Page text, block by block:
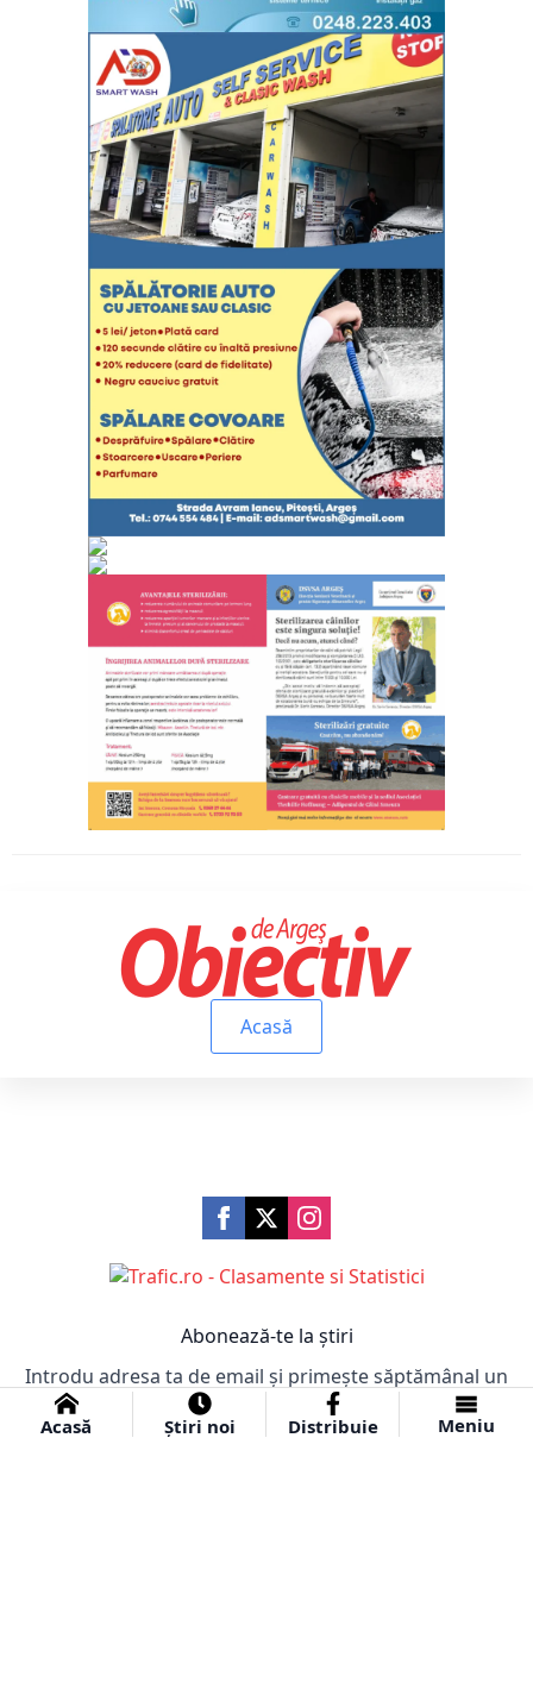
Acasă Știri noi Distribuie Meniu
Acasă
Abonează-te la știri
Introdu adresa ta de email și primește săptămânal un
email cu cele mai importante știri!